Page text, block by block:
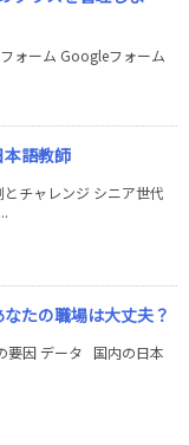
ォーム Googleフォーム
語教師
チャレンジ シニア世代
たの職場は大丈夫？
要因 データ 国内の日本